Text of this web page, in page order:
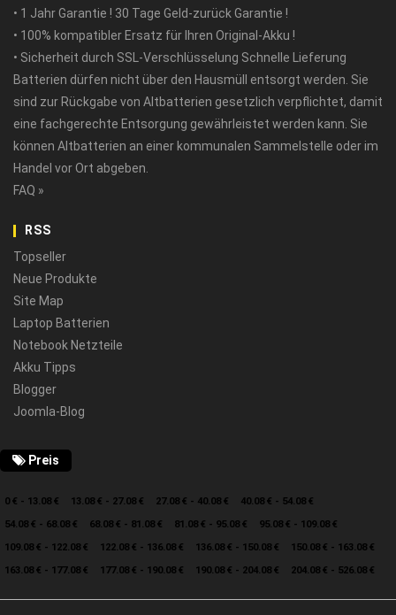
• 1 Jahr Garantie ! 30 Tage Geld-zurück Garantie !
• 100% kompatibler Ersatz für Ihren Original-Akku !
• Sicherheit durch SSL-Verschlüsselung Schnelle Lieferung
Batterien dürfen nicht über den Hausmüll entsorgt werden. Sie
sind zur Rückgabe von Altbatterien gesetzlich verpflichtet, damit
eine fachgerechte Entsorgung gewährleistet werden kann. Sie
können Altbatterien an einer kommunalen Sammelstelle oder im
Handel vor Ort abgeben.
FAQ »
RSS
Topseller
Neue Produkte
Site Map
Laptop Batterien
Notebook Netzteile
Akku Tipps
Blogger
Joomla-Blog
Preis
0 € - 13.08 € 13.08 € - 27.08 € 27.08 € - 40.08 €
40.08 € - 54.08 €
54.08 € - 68.08 €
68.08 € - 81.08 € 81.08 € - 95.08 €
95.08 € - 109.08 €
109.08 € - 122.08 €
122.08 € - 136.08 € 136.08 € - 150.08 €
150.08 € - 163.08 €
163.08 € - 177.08 €
177.08 € - 190.08 € 190.08 € - 204.08 € 204.08 € - 526.08 €